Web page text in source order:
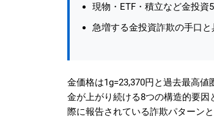
現物・ETF・積立など金投資
急増する金投資詐欺の手口
金価格は1g=23,370円と過去最高
金が上がり続ける8つの構造的要
際に報告されている詐欺パターン